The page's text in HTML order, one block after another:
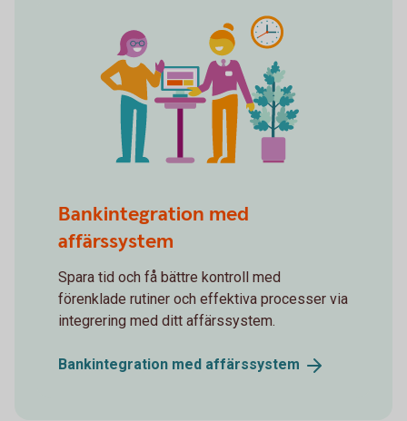
Bankintegration med
affärssystem
Spara tid och få bättre kontroll med
förenklade rutiner och effektiva processer via
integrering med ditt affärssystem.
Bankintegration med affärssystem